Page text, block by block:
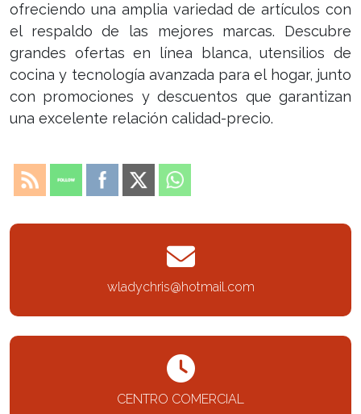
ofreciendo una amplia variedad de artículos con
el respaldo de las mejores marcas. Descubre
grandes ofertas en línea blanca, utensilios de
cocina y tecnología avanzada para el hogar, junto
con promociones y descuentos que garantizan
una excelente relación calidad-precio.
wladychris@hotmail.com
CENTRO COMERCIAL